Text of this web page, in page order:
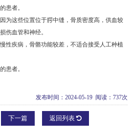
患者。
为这些位置位于腭中缝，骨质密度高，供血较
伤血管和神经。
性疾病，骨骼功能较差，不适合接受人工种植
患者。
发布时间：2024-05-19 阅读：737次
下一篇 返回列表